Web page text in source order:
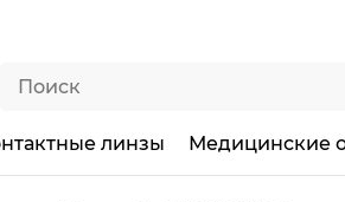
линзы Медицинские